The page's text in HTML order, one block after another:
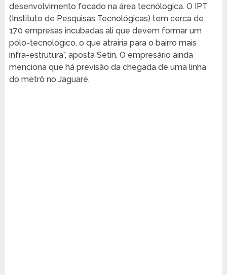
desenvolvimento focado na área tecnólogica. O IPT
(Instituto de Pesquisas Tecnológicas) tem cerca de
170 empresas incubadas ali que devem formar um
pólo-tecnológico, o que atrairia para o bairro mais
infra-estrutura”, aposta Setin. O empresário ainda
menciona que há previsão da chegada de uma linha
do metrô no Jaguaré.